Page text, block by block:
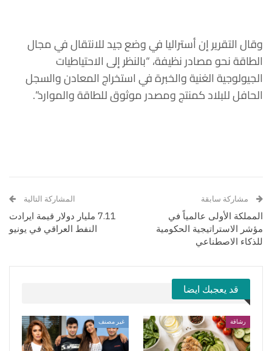
وقال التقرير إن أستراليا في وضع جيد للانتقال في مجال
الطاقة نحو مصادر نظيفة، “بالنظر إلى الاحتياطيات
الجيولوجية الغنية والخبرة في استخراج المعادن والسجل
الحافل للبلاد كمنتج ومصدر موثوق للطاقة والموارد”.
مشاركة سابقة
المملكة الأولى عالمياً في
مؤشر الاستراتيجية الحكومية
للذكاء الاصطناعي
المشاركة التالية
7.11 مليار دولار قيمة ايرادت
النفط العراقي في يونيو
قد يعجبك ايضا
رشاقة غير مصنف